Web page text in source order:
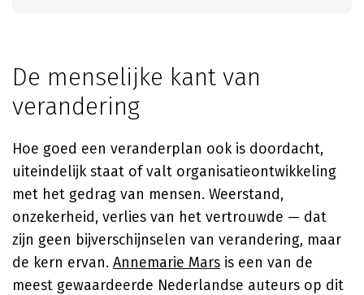
De menselijke kant van
verandering
Hoe goed een veranderplan ook is doordacht,
uiteindelijk staat of valt organisatieontwikkeling
met het gedrag van mensen. Weerstand,
onzekerheid, verlies van het vertrouwde — dat
zijn geen bijverschijnselen van verandering, maar
de kern ervan. Annemarie Mars is een van de
meest gewaardeerde Nederlandse auteurs op dit